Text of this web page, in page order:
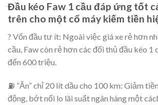
Đầu kéo Faw 1 cầu đáp ứng tốt
trên cho một cổ máy kiếm tiền
? Vốn đầu tư ít: Ngoài việc giá xe rẻ hơn
cầu, Faw còn rẻ hơn các đối thủ đầu kéo 1
đến 600 triệu.
⛽ ”Ăn” chỉ 20 lít dầu cho 100 km: Giảm
động, bớt nổi lo lãi suất ngân hàng một